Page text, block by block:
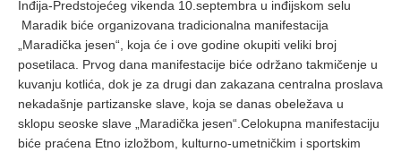
Inđija-Predstojećeg vikenda 10.septembra u inđijskom selu
Maradik biće organizovana tradicionalna manifestacija
„Maradička jesen“, koja će i ove godine okupiti veliki broj
posetilaca. Prvog dana manifestacije biće održano takmičenje u
kuvanju kotlića, dok je za drugi dan zakazana centralna proslava
nekadašnje partizanske slave, koja se danas obeležava u
sklopu seoske slave „Maradička jesen“.Celokupna manifestaciju
biće praćena Etno izložbom, kulturno-umetničkim i sportskim